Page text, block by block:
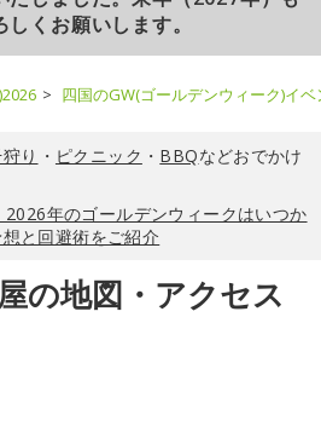
しくお願いします。
四国のGW(ゴールデンウィーク)イ
り ・ ピクニック ・ BBQなどおでかけ
2026年のゴールデンウィークはいつか
と回避術をご紹介
の地図・アクセス